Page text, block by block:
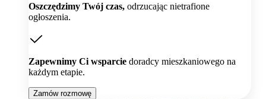
Oszczędzimy Twój czas, odrzucając nietrafione
ogłoszenia.
Zapewnimy Ci wsparcie doradcy mieszkaniowego na
każdym etapie.
Zamów rozmowę